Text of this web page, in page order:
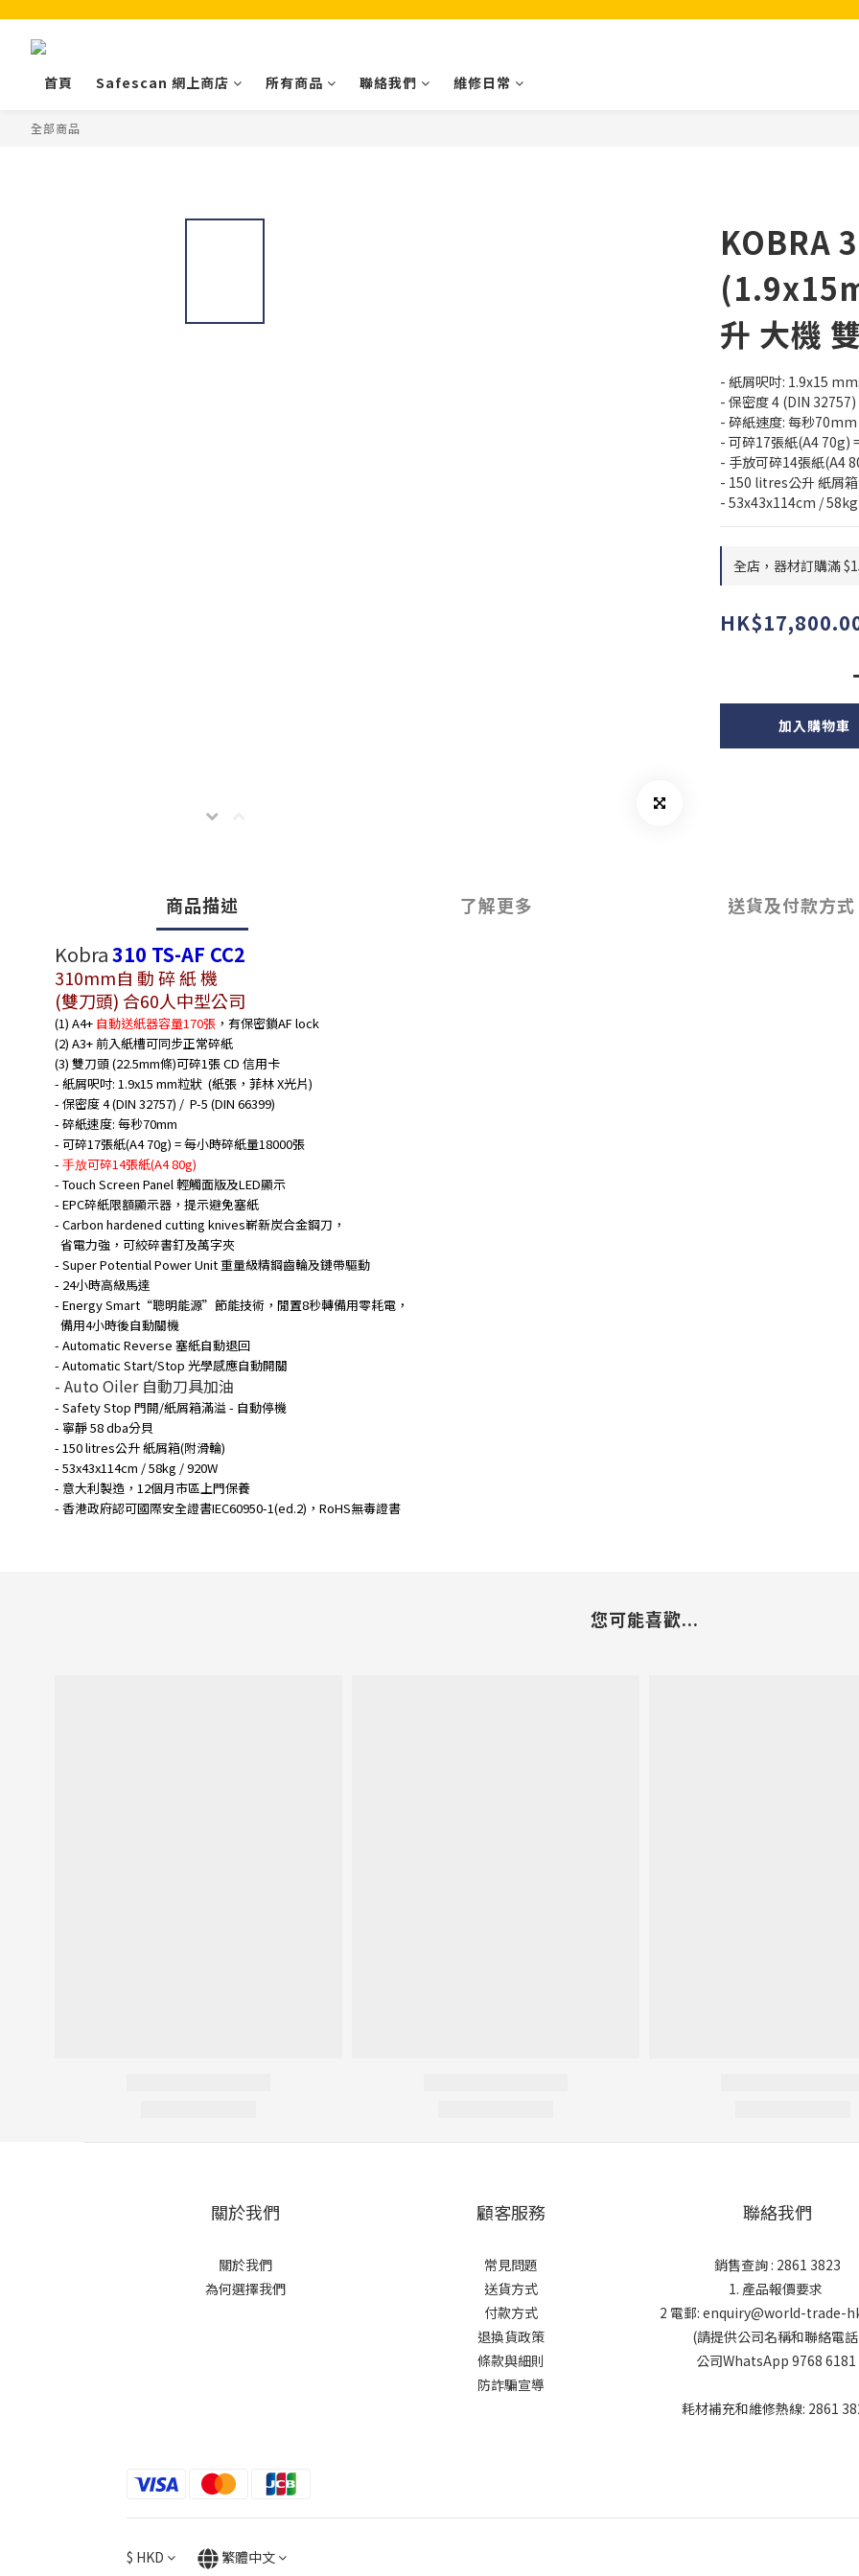
首頁 Safescan 網上商店 所有商品 聯絡我們 維修日常
全部商品
KOBRA
升 大機
- 紙屑呎吋: 1.9x15
- 保密度 4 (DIN
- 碎紙速度: 每秒70mm
- 可碎17張紙(A4 70g)
- 手放可碎14張紙(A4
- 150 litres公升 紙屑
- 53x43x114cm /
全店，器材訂購滿
加入購物車
商品描述 了解更多 送貨及付款方式
Kobra310 TS-AF CC2
310mm自 動 碎 紙 機
(雙刀頭) 合60人中型公司
(1) A4+ 自動送紙器容量170張 ，有保密鎖AF lock
(2) A3+ 前入紙槽可同步正常碎紙
(3) 雙刀頭 (22.5mm條)可碎1張 CD 信用卡
- 紙屑呎吋: 1.9x15 mm粒狀 (紙張，菲林 X光片)
- 保密度 4 (DIN 32757) / P-5 (DIN 66399)
- 碎紙速度: 每秒70mm
- 可碎17張紙(A4 70g) = 每小時碎紙量18000張
- 手放可碎14張紙(A4 80g)
- Touch Screen Panel 輕觸面版及LED顯示
- EPC碎紙限額顯示器，提示避免塞紙
- Carbon hardened cutting knives嶄新炭合金鋼刀，
省電力強，可絞碎書釘及萬字夾
- Super Potential Power Unit 重量級精鋼齒輪及鏈帶驅動
- 24小時高級馬達
- Energy Smart“聰明能源”節能技術，閒置8秒轉備用零耗電，
備用4小時後自動關機
- Automatic Reverse 塞紙自動退回
- Automatic Start/Stop 光學感應自動開關
- Auto Oiler 自動刀具加油
- Safety Stop 門開/紙屑箱滿溢 - 自動停機
- 寧靜 58 dba分貝
- 150 litres公升 紙屑箱(附滑輪)
- 53x43x114cm / 58kg / 920W
- 意大利製造，12個月市區上門保養
- 香港政府認可國際安全證書IEC60950-1(ed.2)，RoHS無毒證書
您可能喜歡...
關於我們
關於我們
為何選擇我們
顧客服務
常見問題
送貨方式
付款方式
退換貨政策
條款與細則
防詐騙宣導
聯絡我們
銷售查詢 : 2861 3823
1. 產品報價要求
2 電郵: enquiry@world-trade-
(請提供公司名稱和聯絡電
公司WhatsApp 9768 6181
耗材補充和維修熱線: 2861
$ HKD 繁體中文